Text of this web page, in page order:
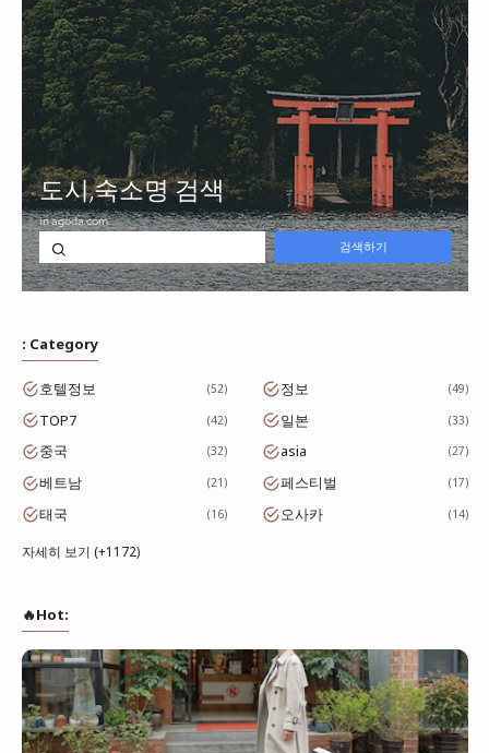
: Category
호텔정보 52 정보 49
TOP7 42 일본 33
중국 32 asia 27
베트남 21 페스티벌 17
태국 16 오사카 14
자세히 보기 (+1172)
🔥Hot: